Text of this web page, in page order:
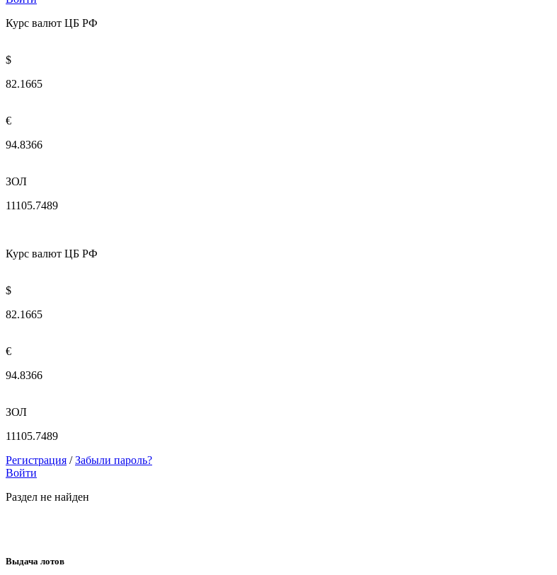
Курс валют ЦБ РФ
$
82.1665
€
94.8366
ЗОЛ
11105.7489
Курс валют ЦБ РФ
$
82.1665
€
94.8366
ЗОЛ
11105.7489
Регистрация / Забыли пароль?
Войти
Раздел не найден
Выдача лотов